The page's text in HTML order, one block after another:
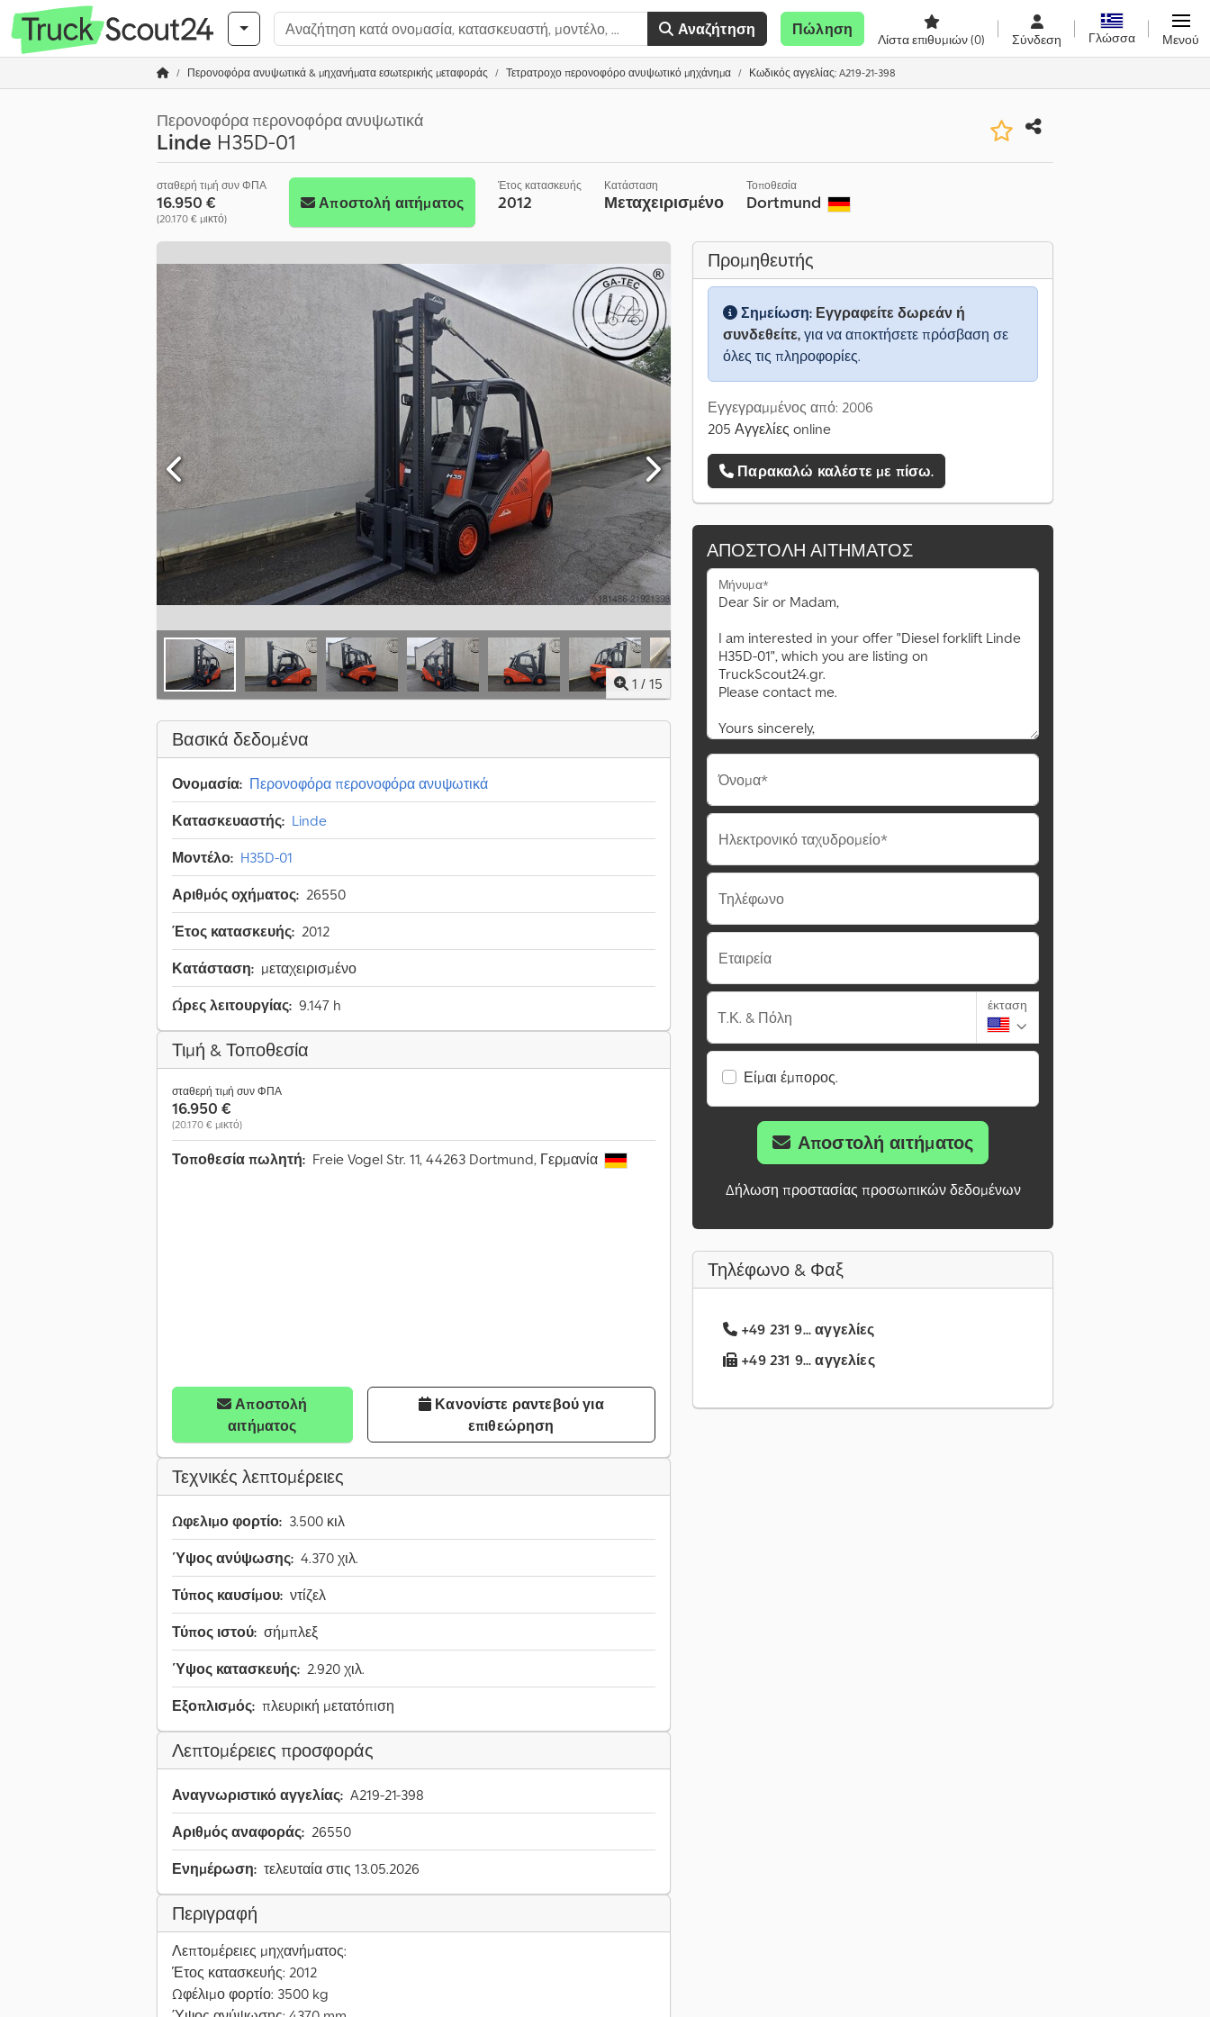
Αναζήτηση Πώληση
Λίστα επιθυμιών(0) Σύνδεση Γλώσσα Μενού
Περονοφόρα ανυψωτικά & μηχανήματα εσωτερικής μεταφοράς Τετρατροχο περονοφόρο ανυψωτικό μηχάνημα Κωδικός αγγελίας: A219-21-398
Περονοφόρα περονοφόρα ανυψωτικά
Linde H35D-01
σταθερή τιμή συν ΦΠΑ
16.950 €
(20.170 € μικτό)
Αποστολή αιτήματος
Έτος κατασκευής
2012
Κατάσταση
Μεταχειρισμένο
Τοποθεσία
Dortmund
1 / 15
Βασικά δεδομένα
Ονομασία: Περονοφόρα περονοφόρα ανυψωτικά
Κατασκευαστής: Linde
Μοντέλο: H35D-01
Αριθμός οχήματος: 26550
Έτος κατασκευής: 2012
Κατάσταση: μεταχειρισμένο
Ώρες λειτουργίας: 9.147 h
Τιμή & Τοποθεσία
σταθερή τιμή συν ΦΠΑ
16.950 €
(20.170 € μικτό)
Τοποθεσία πωλητή: Freie Vogel Str. 11, 44263 Dortmund, Γερμανία
Αποστολή
αιτήματος
επιθεώρηση
Τεχνικές λεπτομέρειες
Ωφελιμο φορτίο: 3.500 κιλ
Ύψος ανύψωσης: 4.370 χιλ.
Τύπος καυσίμου: ντίζελ
Τύπος ιστού: σήμπλεξ
Ύψος κατασκευής: 2.920 χιλ.
Εξοπλισμός: πλευρική μετατόπιση
Λεπτομέρειες προσφοράς
Αναγνωριστικό αγγελίας: A219-21-398
Αριθμός αναφοράς: 26550
Ενημέρωση: τελευταία στις 13.05.2026
Περιγραφή
Λεπτομέρειες μηχανήματος:
Έτος κατασκευής: 2012
Ωφέλιμο φορτίο: 3500 kg
Προμηθευτής
Σημείωση: Εγγραφείτε δωρεάν ή
συνδεθείτε, για να αποκτήσετε πρόσβαση σε
όλες τις πληροφορίες.
Εγγεγραμμένος από: 2006
205 Αγγελίες online
Παρακαλώ καλέστε με πίσω.
ΑΠΟΣΤΟΛΉ ΑΙΤΉΜΑΤΟΣ
Μήνυμα*
Όνομα*
Ηλεκτρονικό ταχυδρομείο*
Τηλέφωνο
Εταιρεία
Τ.Κ. & Πόλη
έκταση
Είμαι έμπορος.
Αποστολή αιτήματος
Δήλωση προστασίας προσωπικών δεδομένων
Τηλέφωνο & Φαξ
+49 231 9... αγγελίες
+49 231 9... αγγελίες